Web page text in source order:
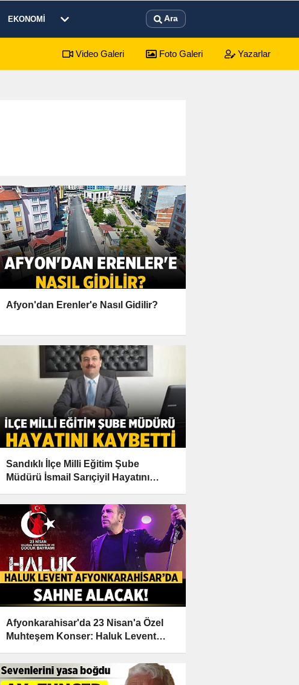
EKONOMI Ara
Video Galeri Foto Galeri Yazarlar
Afyon'dan Erenler'e Nasıl Gidilir?
Sandıklı İlçe Milli Eğitim Şube
Müdürü İsmail Sarıçiyil Hayatını
Afyonkarahisar'da 23 Nisan'a Özel
Muhteşem Konser: Haluk Levent